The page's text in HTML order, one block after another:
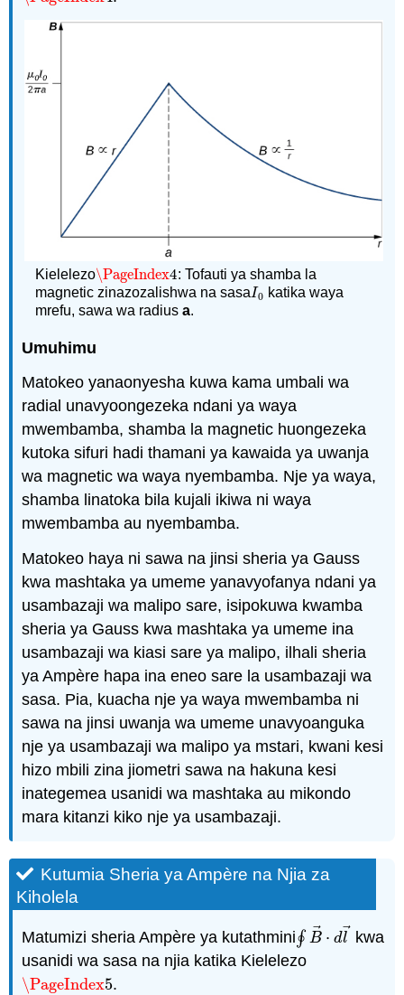
Kielelezo\PageIndex4
\PageIndex4: Tofauti ya shamba la
magnetic zinazozalishwa na sasaI0
I0 katika waya
mrefu, sawa wa radiusa.
Umuhimu
Matokeo yanaonyesha kuwa kama umbali wa
radial unavyoongezeka ndani ya waya
mwembamba, shamba la magnetic huongezeka
kutoka sifuri hadi thamani ya kawaida ya uwanja
wa magnetic wa waya nyembamba. Nje ya waya,
shamba linatoka bila kujali ikiwa ni waya
mwembamba au nyembamba.
Matokeo haya ni sawa na jinsi sheria ya Gauss
kwa mashtaka ya umeme yanavyofanya ndani ya
usambazaji wa malipo sare, isipokuwa kwamba
sheria ya Gauss kwa mashtaka ya umeme ina
usambazaji wa kiasi sare ya malipo, ilhali sheria
ya Ampère hapa ina eneo sare la usambazaji wa
sasa. Pia, kuacha nje ya waya mwembamba ni
sawa na jinsi uwanja wa umeme unavyoanguka
nje ya usambazaji wa malipo ya mstari, kwani kesi
hizo mbili zina jiometri sawa na hakuna kesi
inategemea usanidi wa mashtaka au mikondo
mara kitanzi kiko nje ya usambazaji.
Kutumia Sheria ya Ampère na Njia za
Kiholela
Matumizi sheria Ampère ya kutathmini∮ B⃗ ⋅ dl ⃗
∮B→ ⋅dl →
kwa
usanidi wa sasa na njia katika Kielelezo
\PageIndex5
\PageIndex5.